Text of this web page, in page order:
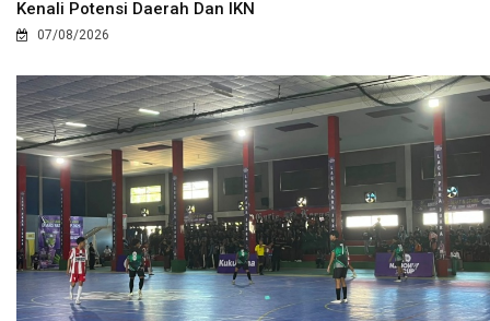
Kenali Potensi Daerah Dan IKN
07/08/2026